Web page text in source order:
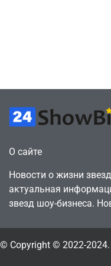
О сайте
Новости о жизни
актуальная
звезд шоу-бизнеса.
© Copyright © 2022-2024.